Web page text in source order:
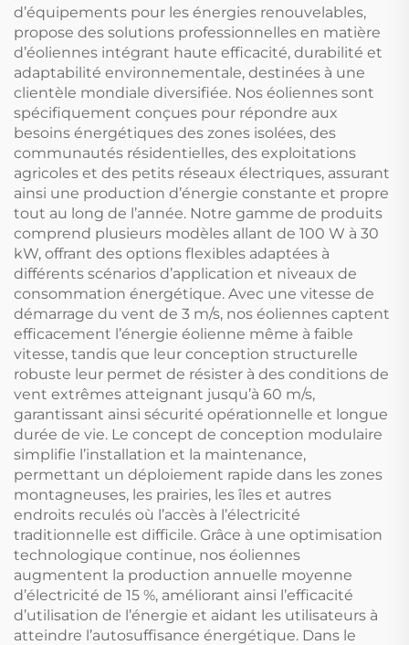
d’équipements pour les énergies renouvelables,
propose des solutions professionnelles en matière
d’éoliennes intégrant haute efficacité, durabilité et
adaptabilité environnementale, destinées à une
clientèle mondiale diversifiée. Nos éoliennes sont
spécifiquement conçues pour répondre aux
besoins énergétiques des zones isolées, des
communautés résidentielles, des exploitations
agricoles et des petits réseaux électriques, assurant
ainsi une production d’énergie constante et propre
tout au long de l’année. Notre gamme de produits
comprend plusieurs modèles allant de 100 W à 30
kW, offrant des options flexibles adaptées à
différents scénarios d’application et niveaux de
consommation énergétique. Avec une vitesse de
démarrage du vent de 3 m/s, nos éoliennes captent
efficacement l’énergie éolienne même à faible
vitesse, tandis que leur conception structurelle
robuste leur permet de résister à des conditions de
vent extrêmes atteignant jusqu’à 60 m/s,
garantissant ainsi sécurité opérationnelle et longue
durée de vie. Le concept de conception modulaire
simplifie l’installation et la maintenance,
permettant un déploiement rapide dans les zones
montagneuses, les prairies, les îles et autres
endroits reculés où l’accès à l’électricité
traditionnelle est difficile. Grâce à une optimisation
technologique continue, nos éoliennes
augmentent la production annuelle moyenne
d’électricité de 15 %, améliorant ainsi l’efficacité
d’utilisation de l’énergie et aidant les utilisateurs à
atteindre l’autosuffisance énergétique. Dans le